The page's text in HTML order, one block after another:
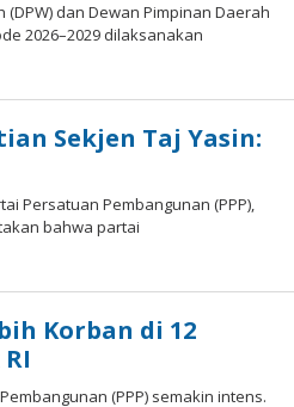
(DPW) dan Dewan Pimpinan Daerah
2026–2029 dilaksanakan
Sekjen Taj Yasin:
Persatuan Pembangunan (PPP),
bahwa partai
Korban di 12
(PPP) semakin intens.